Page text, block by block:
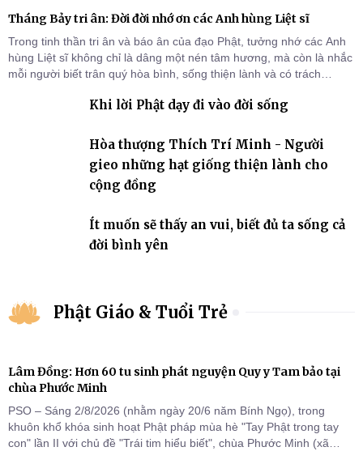
Tháng Bảy tri ân: Đời đời nhớ ơn các Anh hùng Liệt sĩ
Trong tinh thần tri ân và báo ân của đạo Phật, tưởng nhớ các Anh
hùng Liệt sĩ không chỉ là dâng một nén tâm hương, mà còn là nhắc
mỗi người biết trân quý hòa bình, sống thiện lành và có trách
Khi lời Phật dạy đi vào đời sống
Hòa thượng Thích Trí Minh - Người
gieo những hạt giống thiện lành cho
cộng đồng
Ít muốn sẽ thấy an vui, biết đủ ta sống cả
đời bình yên
Phật Giáo & Tuổi Trẻ
Lâm Đồng: Hơn 60 tu sinh phát nguyện Quy y Tam bảo tại
chùa Phước Minh
PSO – Sáng 2/8/2026 (nhằm ngày 20/6 năm Bính Ngọ), trong
khuôn khổ khóa sinh hoạt Phật pháp mùa hè "Tay Phật trong tay
con" lần II với chủ đề "Trái tim hiểu biết", chùa Phước Minh (xã